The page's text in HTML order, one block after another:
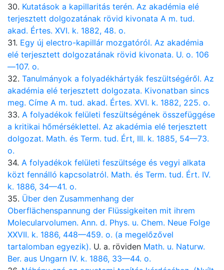
30. Kutatások a kapillaritás terén. Az akadémia elé
terjesztett dolgozatának rövid kivonata A m. tud.
akad. Értes. XVI. k. 1882, 48. o.
31. Egy új electro-kapillár mozgatóról. Az akadémia
elé terjesztett dolgozatának rövid kivonata. U. o. 106
—107. o.
32. Tanulmányok a folyadékhártyák feszültségéről. Az
akadémia elé terjesztett dolgozata. Kivonatban sincs
meg. Címe A m. tud. akad. Értes. XVI. k. 1882, 225. o.
33. A folyadékok felületi feszültségének összefüggése
a kritikai hőmérséklettel. Az akadémia elé terjesztett
dolgozat. Math. és Term. tud. Ért, III. k. 1885, 54—73.
o.
34. A folyadékok felületi feszültsége és vegyi alkata
közt fennálló kapcsolatról. Math. és Term. tud. Ért. IV.
k. 1886, 34—41. o.
35. Über den Zusammenhang der
Oberflächenspannung der Flüssigkeiten mit ihrem
Molecularvolumen. Ann. d. Phys. u. Chem. Neue Folge
XXVII. k. 1886, 448—459. o. (a megelőzővel
tartalomban egyezik). U. a. röviden Math. u. Naturw.
Ber. aus Ungarn IV. k. 1886, 33—44. o.